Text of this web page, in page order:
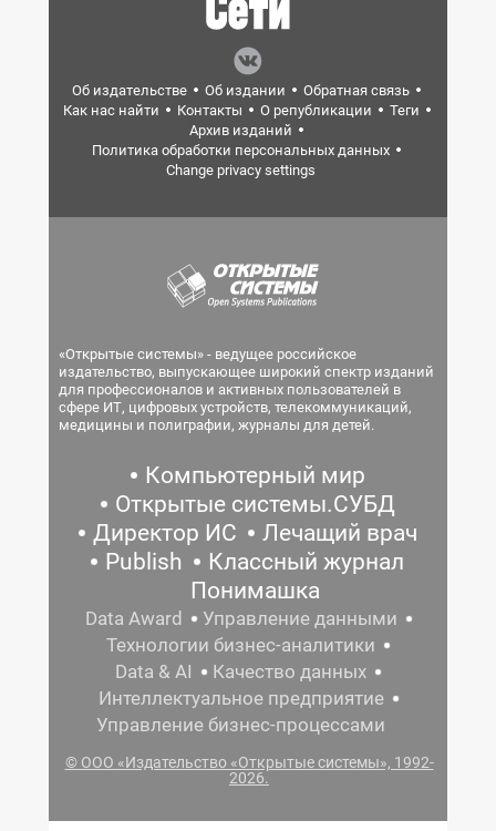
Об издательстве Об издании
Обратная связь
Как нас найти
Контакты О републикации
Теги
Архив изданий
Политика обработки персональных данных
Change privacy settings
«Открытые системы» - ведущее российское
издательство, выпускающее широкий спектр изданий
для профессионалов и активных пользователей в
сфере ИТ, цифровых устройств, телекоммуникаций,
медицины и полиграфии, журналы для детей.
Компьютерный мир
Открытые системы.СУБД
Директор ИС
Лечащий врач
Publish
Классный журнал
Понимашка
Data Award
Управление данными
Технологии бизнес-аналитики
Data & AI
Качество данных
Интеллектуальное предприятие
Управление бизнес-процессами
© ООО «Издательство «Открытые системы», 1992-
2026.